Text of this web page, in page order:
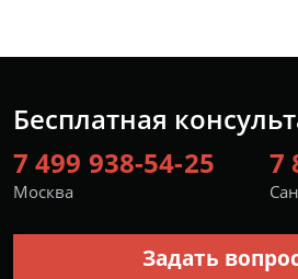
Бесплатная
7 499 938-54-25
Москва
7
Задать